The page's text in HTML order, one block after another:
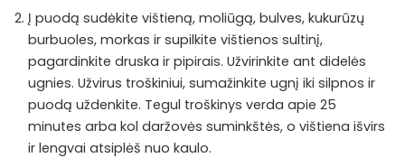
Į puodą sudėkite vištieną, moliūgą, bulves, kukurūzų
burbuoles, morkas ir supilkite vištienos sultinį,
pagardinkite druska ir pipirais. Užvirinkite ant didelės
ugnies. Užvirus troškiniui, sumažinkite ugnį iki silpnos ir
puodą uždenkite. Tegul troškinys verda apie 25
minutes arba kol daržovės suminkštės, o vištiena išvirs
ir lengvai atsiplėš nuo kaulo.